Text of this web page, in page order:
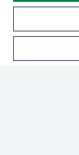
Gerir